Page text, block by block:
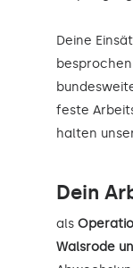
Deine
feste
halten
Dein
als
Walsrode